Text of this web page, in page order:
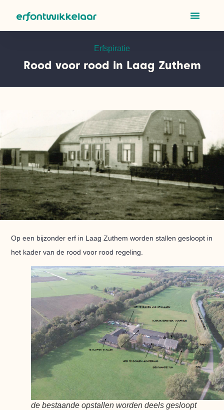
Erfspiratie
Rood voor rood in Laag Zuthem
Op een bijzonder erf in Laag Zuthem worden stallen gesloopt in
het kader van de rood voor rood regeling.
de bestaande opstallen worden deels gesloopt